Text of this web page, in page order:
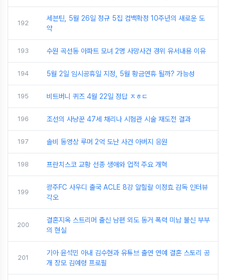
192
세븐틴, 5월 26일 정규 5집 컴백확정 10주년의 새로운 도
약
193 수원 곡선동 아파트 모녀 2명 사망사건 경위 유서내용 이유
194 5월 2일 임시공휴일 지정, 5월 황금연휴 될까? 가능성
195 비트버니 퀴즈 4월 22일 정답 ㅈㅎㄷ
196 조선의 사냥꾼 47세 채리나 시험관 시술 재도전 결과
197 솔비 동영상 루머 2억 도난 사건 아버지 응원
198 프란치스코 교황 선종 생애와 업적 주요 개혁
199
광주FC 사우디 출국 ACLE 8강 알힐랄 이정효 감독 인터뷰
각오
200
결혼지옥 스트리머 출신 남편 외도 동거 폭력 미납 불신 부부
의 현실
201
기아 윤석민 아내 김수현과 유튜브 출연 연예 결혼 스토리 공
개 장모 김예령 프로필